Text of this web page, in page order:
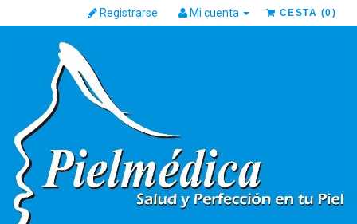
CESTA (0)
Registrarse Mi cuenta